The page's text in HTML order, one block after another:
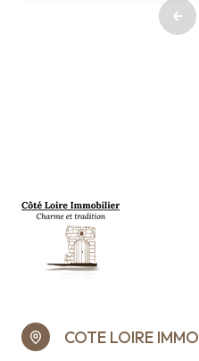
COTE LOIRE IMMO